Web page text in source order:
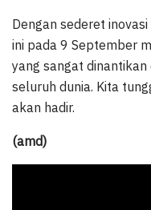
Dengan sederet
ini pada 9 September
yang sangat
seluruh dunia. Kita
akan hadir.
(amd)